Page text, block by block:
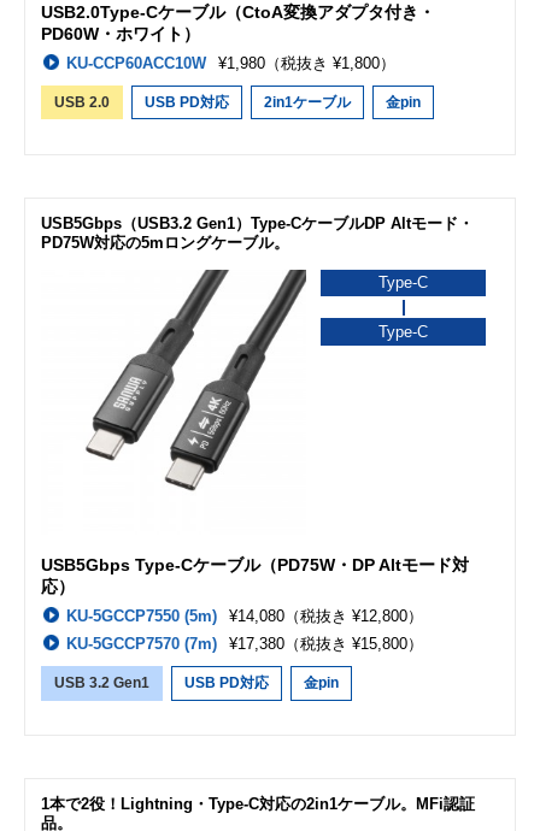
USB2.0Type-Cケーブル（CtoA変換アダプタ付き・
PD60W・ホワイト）
KU-CCP60ACC10W ¥1,980 （税抜き ¥1,800）
USB 2.0 USB PD対応 2in1ケーブル 金pin
USB5Gbps（USB3.2 Gen1）Type-CケーブルDP Altモード・
PD75W対応の5mロングケーブル。
Type-C
Type-C
USB5Gbps Type-Cケーブル（PD75W・DP Altモード対
応）
KU-5GCCP7550 (5m) ¥14,080 （税抜き ¥12,800）
KU-5GCCP7570 (7m)
¥17,380 （税抜き ¥15,800）
USB 3.2 Gen1 USB PD対応 金pin
1本で2役！Lightning・Type-C対応の2in1ケーブル。MFi認証
品。